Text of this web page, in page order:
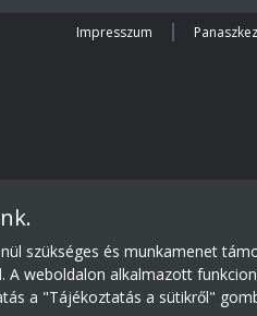
Impresszum
szükséges és munkamenet
weboldalon alkalmazott
a "Tájékoztatás a sütikről"